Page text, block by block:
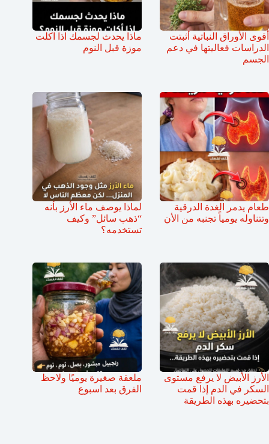
أقوى الأوراق النباتية أثبتت
الدراسات فعاليتها في دعم
الجسم
ماذا يحدث لجسمك اذا اكلت
موزة قبل النوم
طعام يدمر الغدة الدرقية
وتتناوله يومياً تجنبه من الأن
لماذا يوصف ماء الأرز بأنه
“ذهب سائل” وكيف
تستخدمه؟
الأرز الأبيض لا يرفع مستوى
السكر في الدم إذا قمت
بتحضيره بهذه الطريقة
ملعقة صغيرة يوميًا ولاحظ
الفرق بعد اسبوع